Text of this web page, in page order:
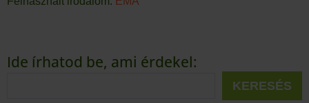
Ide írhatod be, ami érdekel:
KERESÉS